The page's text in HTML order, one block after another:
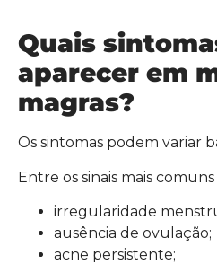
Quais
aparecer em
magras?
Os sintomas podem variar
Entre os sinais mais comuns
irregularidade
ausência de ovulação;
acne persistente;